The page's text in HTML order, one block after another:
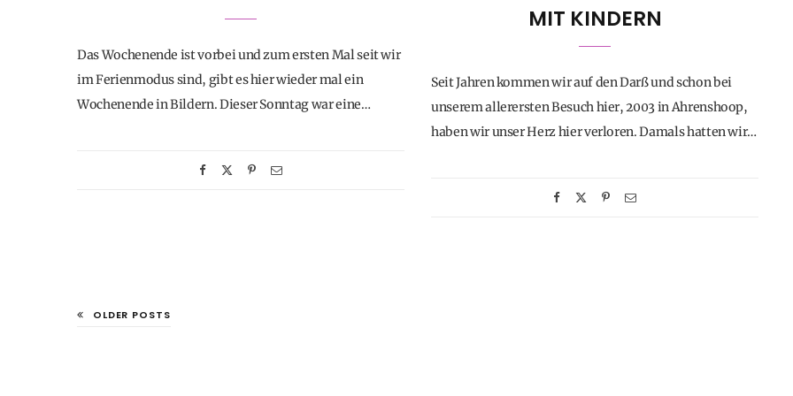
Das Wochenende ist vorbei und zum ersten Mal seit wir
im Ferienmodus sind, gibt es hier wieder mal ein
Wochenende in Bildern. Dieser Sonntag war eine…
MIT KINDERN
Seit Jahren kommen wir auf den Darß und schon bei
unserem allerersten Besuch hier, 2003 in Ahrenshoop,
haben wir unser Herz hier verloren. Damals hatten wir…
OLDER POSTS